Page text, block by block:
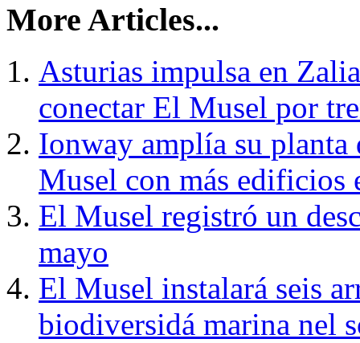
More Articles...
Asturias impulsa en
conectar El Musel por
Ionway amplía su planta
Musel con más edificios
El Musel registró un
mayo
El Musel instalará seis
biodiversidá marina nel